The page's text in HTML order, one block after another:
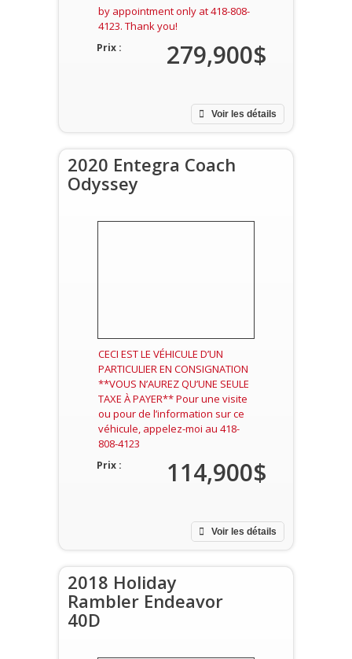
by appointment only at 418-808-
4123. Thank you!
Voir les détails
Prix : 279,900$
2020 Entegra Coach
Odyssey
CECI EST LE VÉHICULE D’UN
PARTICULIER EN CONSIGNATION
**VOUS N’AUREZ QU’UNE SEULE
TAXE À PAYER** Pour une visite
ou pour de l’information sur ce
véhicule, appelez-moi au 418-
808-4123
Voir les détails
Prix : 114,900$
2018 Holiday
Rambler Endeavor
40D